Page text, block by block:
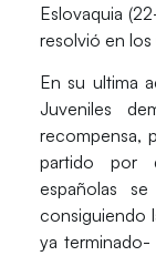
Eslovaquia
resolvió en
En su ultima
Juveniles
recompensa,
partido por
españolas
consiguiendo
ya